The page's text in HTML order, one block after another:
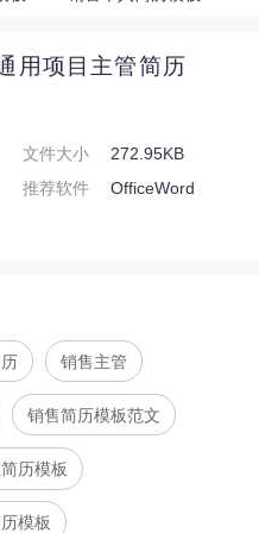
用项目主管简历
文件大小
272.95KB
推荐软件
OfficeWord
销售主管
销售简历模板范文
历模板
模板